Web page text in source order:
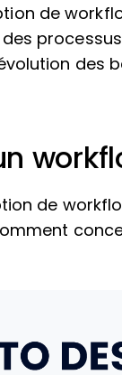
de
des
de